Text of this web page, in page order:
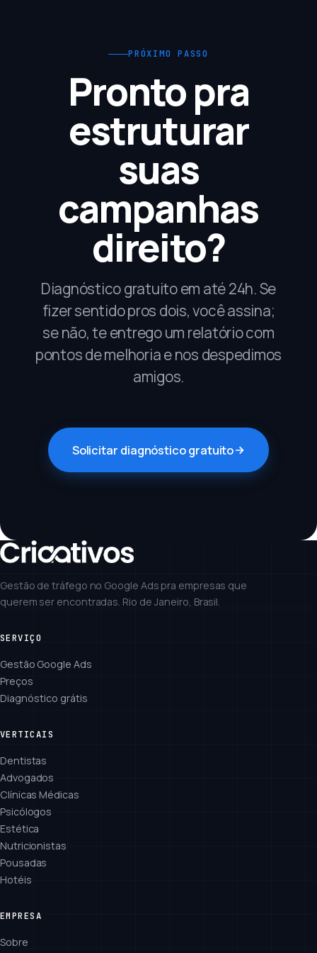
PRÓXIMO PASSO
Pronto pra
estruturar
suas
campanhas
direito?
Diagnóstico gratuito em até 24h. Se
fizer sentido pros dois, você assina;
se não, te entrego um relatório com
pontos de melhoria e nos despedimos
amigos.
Solicitar diagnóstico gratuito
Gestão de tráfego no Google Ads pra empresas que
querem ser encontradas. Rio de Janeiro, Brasil.
SERVIÇO
Gestão Google Ads
Preços
Diagnóstico grátis
VERTICAIS
Dentistas
Advogados
Clínicas Médicas
Psicólogos
Estética
Nutricionistas
Pousadas
Hotéis
EMPRESA
Sobre